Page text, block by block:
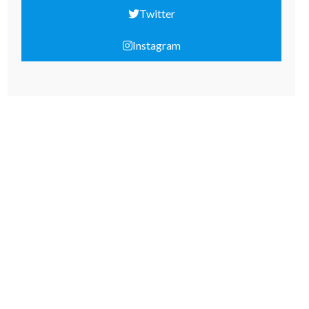
Twitter
Instagram